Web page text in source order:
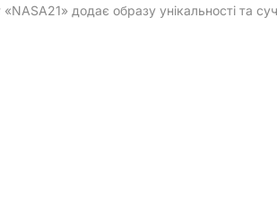
додає образу унікальності та